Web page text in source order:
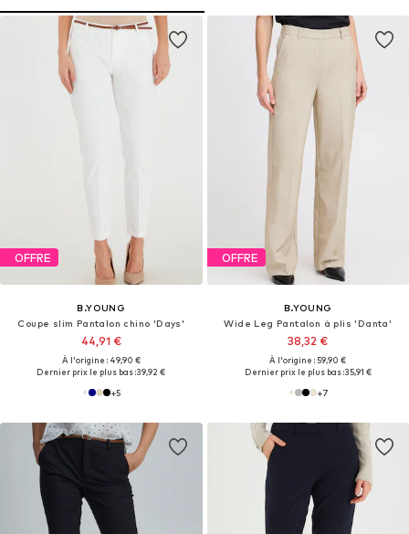
OFFRE
B.YOUNG
Coupe slim Pantalon chino 'Days'
44,91 €
À l'origine : 49,90 €
Dernier prix le plus bas :39,92 €
+5
OFFRE
B.YOUNG
Wide Leg Pantalon à plis 'Danta'
38,32 €
À l'origine : 59,90 €
Dernier prix le plus bas :35,91 €
+7